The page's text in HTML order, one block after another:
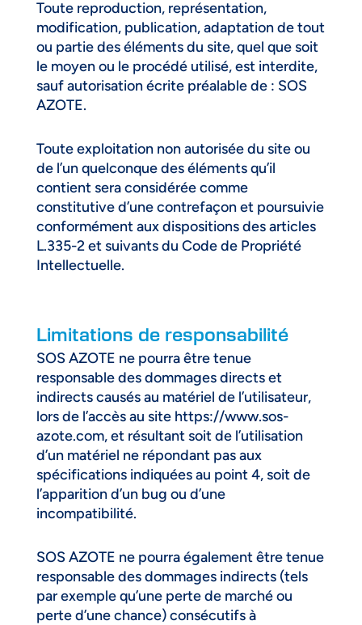
Toute reproduction, représentation,
modification, publication, adaptation de tout
ou partie des éléments du site, quel que soit
le moyen ou le procédé utilisé, est interdite,
sauf autorisation écrite préalable de : SOS
AZOTE.
Toute exploitation non autorisée du site ou
de l’un quelconque des éléments qu’il
contient sera considérée comme
constitutive d’une contrefaçon et poursuivie
conformément aux dispositions des articles
L.335-2 et suivants du Code de Propriété
Intellectuelle.
Limitations de responsabilité
SOS AZOTE ne pourra être tenue
responsable des dommages directs et
indirects causés au matériel de l’utilisateur,
lors de l’accès au site https://www.sos-
azote.com, et résultant soit de l’utilisation
d’un matériel ne répondant pas aux
spécifications indiquées au point 4, soit de
l’apparition d’un bug ou d’une
incompatibilité.
SOS AZOTE ne pourra également être tenue
responsable des dommages indirects (tels
par exemple qu’une perte de marché ou
perte d’une chance) consécutifs à